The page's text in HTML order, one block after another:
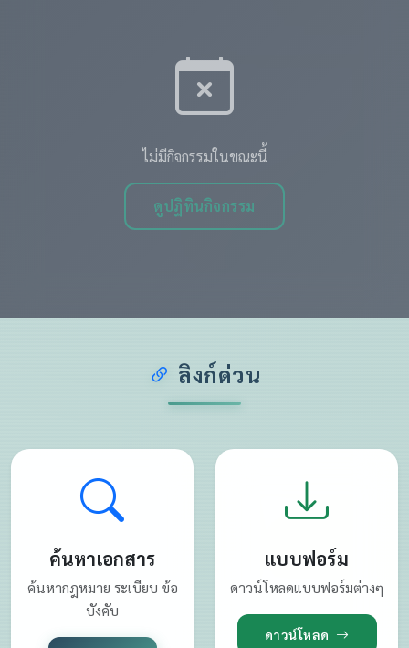
ไม่มีกิจกรรมในขณะนี้
ดูปฏิทินกิจกรรม
ลิงก์ด่วน
ค้นหาเอกสาร
ค้นหากฎหมาย ระเบียบ ข้อ
บังคับ
แบบฟอร์ม
ดาวน์โหลดแบบฟอร์มต่างๆ
ดาวน์โหลด